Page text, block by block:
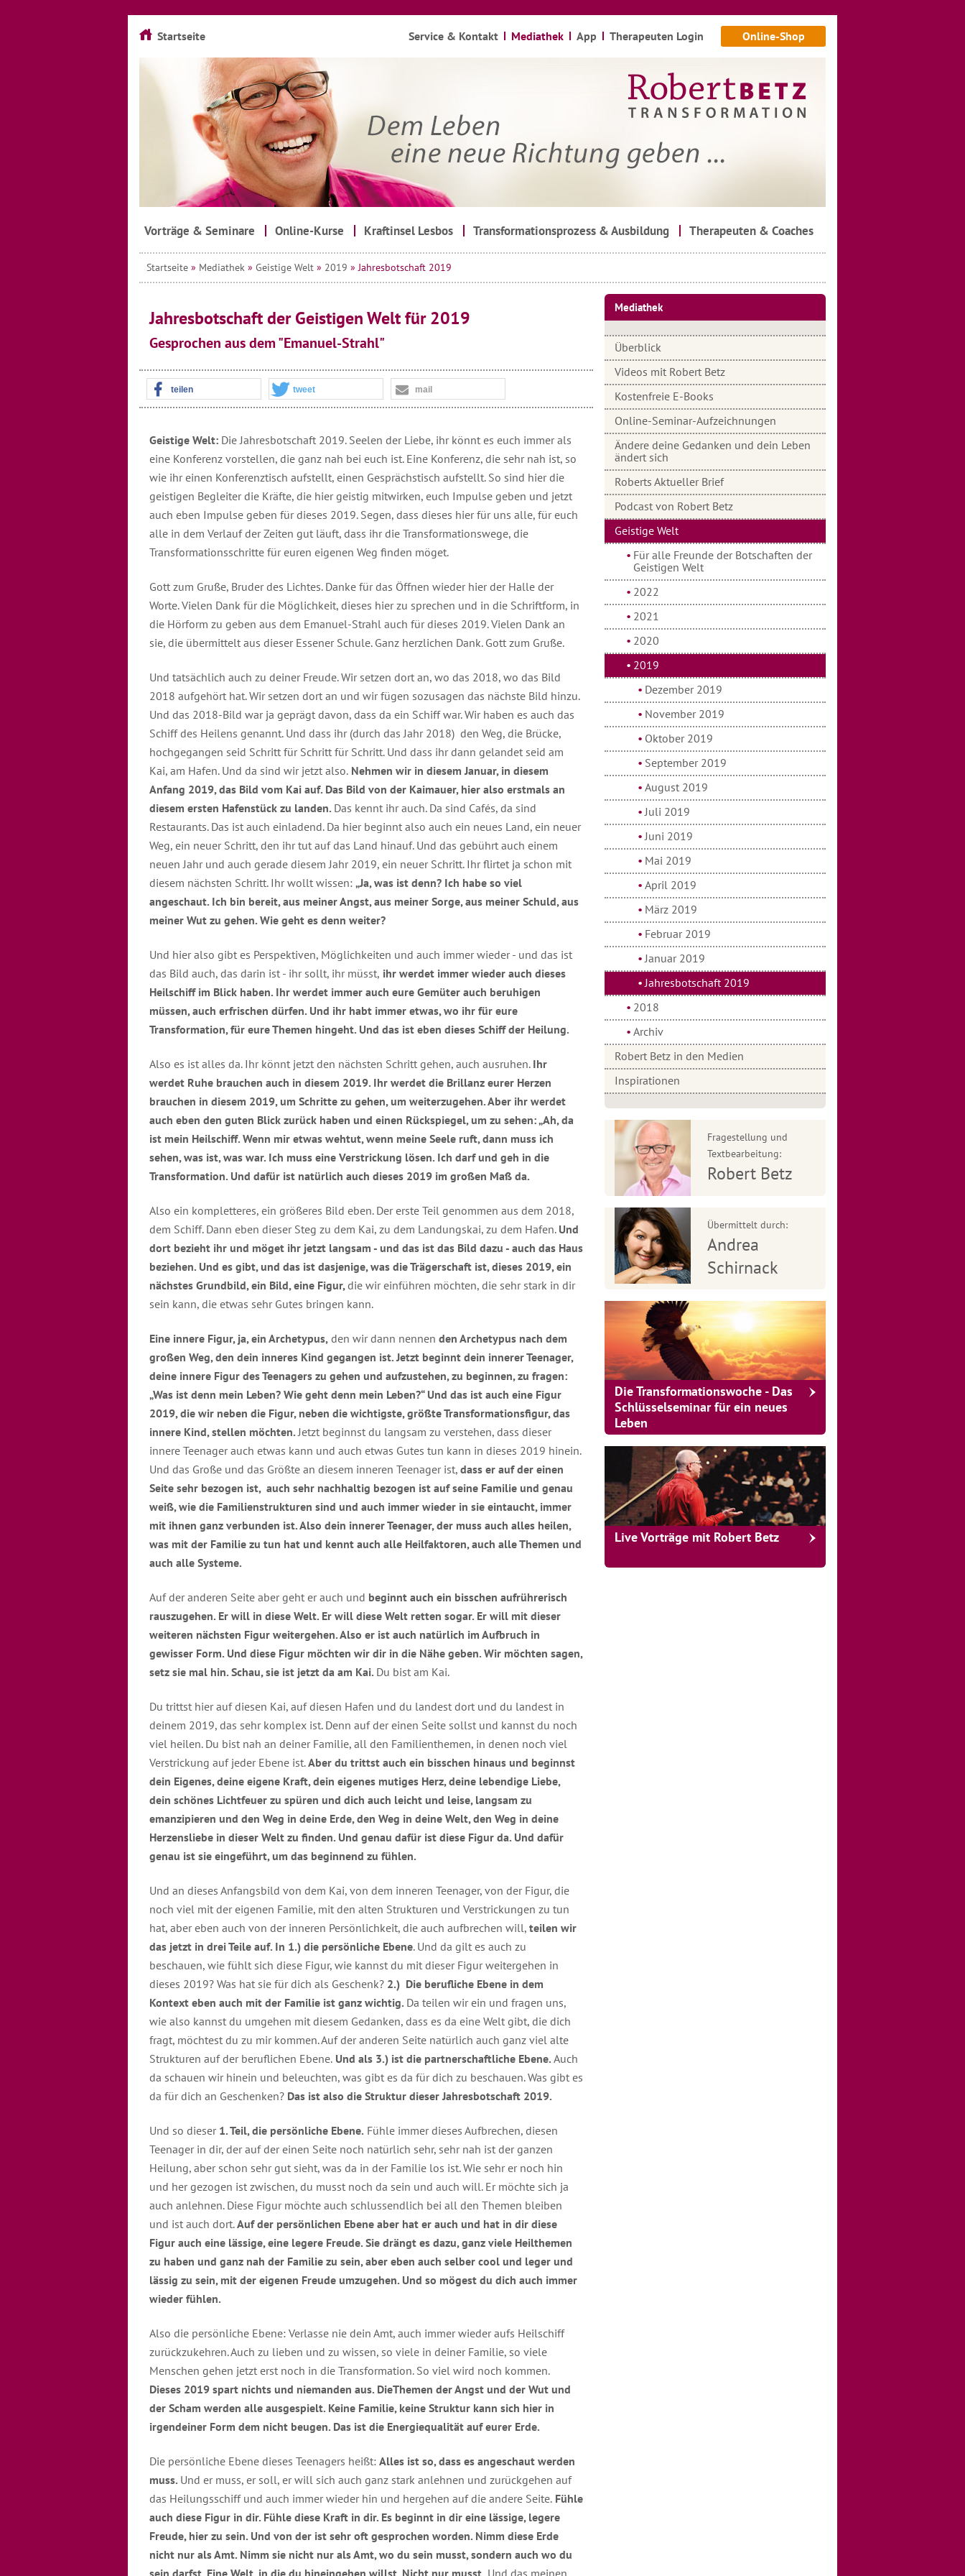
Vorträge & Seminare Online-Kurse Kraftinsel Lesbos Transformationsprozess & Ausbildung Therapeuten & Coaches
Startseite » Mediathek » Geistige Welt » 2019 » Jahresbotschaft 2019
Jahresbotschaft der Geistigen Welt für 2019
Gesprochen aus dem "Emanuel-Strahl"
teilen tweet mail
Geistige Welt: Die Jahresbotschaft 2019. Seelen der Liebe, ihr könnt es euch immer als
eine Konferenz vorstellen, die ganz nah bei euch ist. Eine Konferenz, die sehr nah ist, so
wie ihr einen Konferenztisch aufstellt, einen Gesprächstisch aufstellt. So sind hier die
geistigen Begleiter die Kräfte, die hier geistig mitwirken, euch Impulse geben und jetzt
auch eben Impulse geben für dieses 2019. Segen, dass dieses hier für uns alle, für euch
alle in dem Verlauf der Zeiten gut läuft, dass ihr die Transformationswege, die
Transformationsschritte für euren eigenen Weg finden möget.
Gott zum Gruße, Bruder des Lichtes. Danke für das Öffnen wieder hier der Halle der
Worte. Vielen Dank für die Möglichkeit, dieses hier zu sprechen und in die Schriftform, in
die Hörform zu geben aus dem Emanuel-Strahl auch für dieses 2019. Vielen Dank an
sie, die übermittelt aus dieser Essener Schule. Ganz herzlichen Dank. Gott zum Gruße.
Und tatsächlich auch zu deiner Freude. Wir setzen dort an, wo das 2018, wo das Bild
2018 aufgehört hat. Wir setzen dort an und wir fügen sozusagen das nächste Bild hinzu.
Und das 2018-Bild war ja geprägt davon, dass da ein Schiff war. Wir haben es auch das
Schiff des Heilens genannt. Und dass ihr (durch das Jahr 2018) den Weg, die Brücke,
hochgegangen seid Schritt für Schritt für Schritt. Und dass ihr dann gelandet seid am
Kai, am Hafen. Und da sind wir jetzt also. Nehmen wir in diesem Januar, in diesem
Anfang 2019, das Bild vom Kai auf. Das Bild von der Kaimauer, hier also erstmals an
diesem ersten Hafenstück zu landen. Das kennt ihr auch. Da sind Cafés, da sind
Restaurants. Das ist auch einladend. Da hier beginnt also auch ein neues Land, ein neuer
Weg, ein neuer Schritt, den ihr tut auf das Land hinauf. Und das gebührt auch einem
neuen Jahr und auch gerade diesem Jahr 2019, ein neuer Schritt. Ihr flirtet ja schon mit
diesem nächsten Schritt. Ihr wollt wissen: „Ja, was ist denn? Ich habe so viel
angeschaut. Ich bin bereit, aus meiner Angst, aus meiner Sorge, aus meiner Schuld, aus
meiner Wut zu gehen. Wie geht es denn weiter?
Und hier also gibt es Perspektiven, Möglichkeiten und auch immer wieder - und das ist
das Bild auch, das darin ist - ihr sollt, ihr müsst, ihr werdet immer wieder auch dieses
Heilschiff im Blick haben. Ihr werdet immer auch eure Gemüter auch beruhigen
müssen, auch erfrischen dürfen. Und ihr habt immer etwas, wo ihr für eure
Transformation, für eure Themen hingeht. Und das ist eben dieses Schiff der Heilung.
Also es ist alles da. Ihr könnt jetzt den nächsten Schritt gehen, auch ausruhen. Ihr
werdet Ruhe brauchen auch in diesem 2019. Ihr werdet die Brillanz eurer Herzen
brauchen in diesem 2019, um Schritte zu gehen, um weiterzugehen. Aber ihr werdet
auch eben den guten Blick zurück haben und einen Rückspiegel, um zu sehen: „Ah, da
ist mein Heilschiff. Wenn mir etwas wehtut, wenn meine Seele ruft, dann muss ich
sehen, was ist, was war. Ich muss eine Verstrickung lösen. Ich darf und geh in die
Transformation. Und dafür ist natürlich auch dieses 2019 im großen Maß da.
Also ein kompletteres, ein größeres Bild eben. Der erste Teil genommen aus dem 2018,
dem Schiff. Dann eben dieser Steg zu dem Kai, zu dem Landungskai, zu dem Hafen. Und
dort bezieht ihr und möget ihr jetzt langsam - und das ist das Bild dazu - auch das Haus
beziehen. Und es gibt, und das ist dasjenige, was die Trägerschaft ist, dieses 2019, ein
nächstes Grundbild, ein Bild, eine Figur, die wir einführen möchten, die sehr stark in dir
sein kann, die etwas sehr Gutes bringen kann.
Eine innere Figur, ja, ein Archetypus, den wir dann nennen den Archetypus nach dem
großen Weg, den dein inneres Kind gegangen ist. Jetzt beginnt dein innerer Teenager,
deine innere Figur des Teenagers zu gehen und aufzustehen, zu beginnen, zu fragen:
„Was ist denn mein Leben? Wie geht denn mein Leben?“ Und das ist auch eine Figur
2019, die wir neben die Figur, neben die wichtigste, größte Transformationsfigur, das
innere Kind, stellen möchten. Jetzt beginnst du langsam zu verstehen, dass dieser
innere Teenager auch etwas kann und auch etwas Gutes tun kann in dieses 2019 hinein.
Und das Große und das Größte an diesem inneren Teenager ist, dass er auf der einen
Seite sehr bezogen ist, auch sehr nachhaltig bezogen ist auf seine Familie und genau
weiß, wie die Familienstrukturen sind und auch immer wieder in sie eintaucht, immer
mit ihnen ganz verbunden ist. Also dein innerer Teenager, der muss auch alles heilen,
was mit der Familie zu tun hat und kennt auch alle Heilfaktoren, auch alle Themen und
auch alle Systeme.
Auf der anderen Seite aber geht er auch und beginnt auch ein bisschen aufrührerisch
rauszugehen. Er will in diese Welt. Er will diese Welt retten sogar. Er will mit dieser
weiteren nächsten Figur weitergehen. Also er ist auch natürlich im Aufbruch in
gewisser Form. Und diese Figur möchten wir dir in die Nähe geben. Wir möchten sagen,
setz sie mal hin. Schau, sie ist jetzt da am Kai. Du bist am Kai.
Du trittst hier auf diesen Kai, auf diesen Hafen und du landest dort und du landest in
deinem 2019, das sehr komplex ist. Denn auf der einen Seite sollst und kannst du noch
viel heilen. Du bist nah an deiner Familie, all den Familienthemen, in denen noch viel
Verstrickung auf jeder Ebene ist.Aber du trittst auch ein bisschen hinaus und beginnst
dein Eigenes, deine eigene Kraft, dein eigenes mutiges Herz, deine lebendige Liebe,
dein schönes Lichtfeuer zu spüren und dich auch leicht und leise, langsam zu
emanzipieren und den Weg in deine Erde, den Weg in deine Welt, den Weg in deine
Herzensliebe in dieser Welt zu finden. Und genau dafür ist diese Figur da. Und dafür
genau ist sie eingeführt, um das beginnend zu fühlen.
Und an dieses Anfangsbild von dem Kai, von dem inneren Teenager, von der Figur, die
noch viel mit der eigenen Familie, mit den alten Strukturen und Verstrickungen zu tun
hat, aber eben auch von der inneren Persönlichkeit, die auch aufbrechen will, teilen wir
das jetzt in drei Teile auf. In 1.) die persönliche Ebene. Und da gilt es auch zu
beschauen, wie fühlt sich diese Figur, wie kannst du mit dieser Figur weitergehen in
dieses 2019? Was hat sie für dich als Geschenk? 2.) Die berufliche Ebene in dem
Kontext eben auch mit der Familie ist ganz wichtig. Da teilen wir ein und fragen uns,
wie also kannst du umgehen mit diesem Gedanken, dass es da eine Welt gibt, die dich
fragt, möchtest du zu mir kommen. Auf der anderen Seite natürlich auch ganz viel alte
Strukturen auf der beruflichen Ebene. Und als 3.) ist die partnerschaftliche Ebene. Auch
da schauen wir hinein und beleuchten, was gibt es da für dich zu beschauen. Was gibt es
da für dich an Geschenken? Das ist also die Struktur dieser Jahresbotschaft 2019.
Und so dieser 1. Teil, die persönliche Ebene. Fühle immer dieses Aufbrechen, diesen
Teenager in dir, der auf der einen Seite noch natürlich sehr, sehr nah ist der ganzen
Heilung, aber schon sehr gut sieht, was da in der Familie los ist. Wie sehr er noch hin
und her gezogen ist zwischen, du musst noch da sein und auch will. Er möchte sich ja
auch anlehnen. Diese Figur möchte auch schlussendlich bei all den Themen bleiben
und ist auch dort.Auf der persönlichen Ebene aber hat er auch und hat in dir diese
Figur auch eine lässige, eine legere Freude. Sie drängt es dazu, ganz viele Heilthemen
zu haben und ganz nah der Familie zu sein, aber eben auch selber cool und leger und
lässig zu sein, mit der eigenen Freude umzugehen. Und so mögest du dich auch immer
wieder fühlen.
Also die persönliche Ebene: Verlasse nie dein Amt, auch immer wieder aufs Heilschiff
zurückzukehren. Auch zu lieben und zu wissen, so viele in deiner Familie, so viele
Menschen gehen jetzt erst noch in die Transformation. So viel wird noch kommen.
Dieses 2019 spart nichts und niemanden aus. DieThemen der Angst und der Wut und
der Scham werden alle ausgespielt. Keine Familie, keine Struktur kann sich hier in
irgendeiner Form dem nicht beugen. Das ist die Energiequalität auf eurer Erde.
Die persönliche Ebene dieses Teenagers heißt: Alles ist so, dass es angeschaut werden
muss. Und er muss, er soll, er will sich auch ganz stark anlehnen und zurückgehen auf
das Heilungsschiff und auch immer wieder hin und hergehen auf die andere Seite. Fühle
auch diese Figur in dir. Fühle diese Kraft in dir. Es beginnt in dir eine lässige, legere
Freude, hier zu sein. Und von der ist sehr oft gesprochen worden. Nimm diese Erde
nicht nur als Amt. Nimm sie nicht nur als Amt, wo du sein musst, sondern auch wo du
sein darfst. Eine Welt, in die du hineingehen willst. Nicht nur musst. Und das meinen
Mediathek
Überblick
Videos mit Robert Betz
Kostenfreie E-Books
Online-Seminar-Aufzeichnungen
Ändere deine Gedanken und dein Leben
ändert sich
Roberts Aktueller Brief
Podcast von Robert Betz
Geistige Welt
Für alle Freunde der Botschaften der
Geistigen Welt
2022
2021
2020
2019
Dezember 2019
November 2019
Oktober 2019
September 2019
August 2019
Juli 2019
Juni 2019
Mai 2019
April 2019
März 2019
Februar 2019
Januar 2019
Jahresbotschaft 2019
2018
Archiv
Robert Betz in den Medien
Inspirationen
Fragestellung und
Textbearbeitung:
Robert Betz
Übermittelt durch:
Andrea
Schirnack
Die Transformationswoche - Das
Schlüsselseminar für ein neues
Leben
Live Vorträge mit Robert Betz
Startseite Service & Kontakt Mediathek App Therapeuten Login Online-Shop